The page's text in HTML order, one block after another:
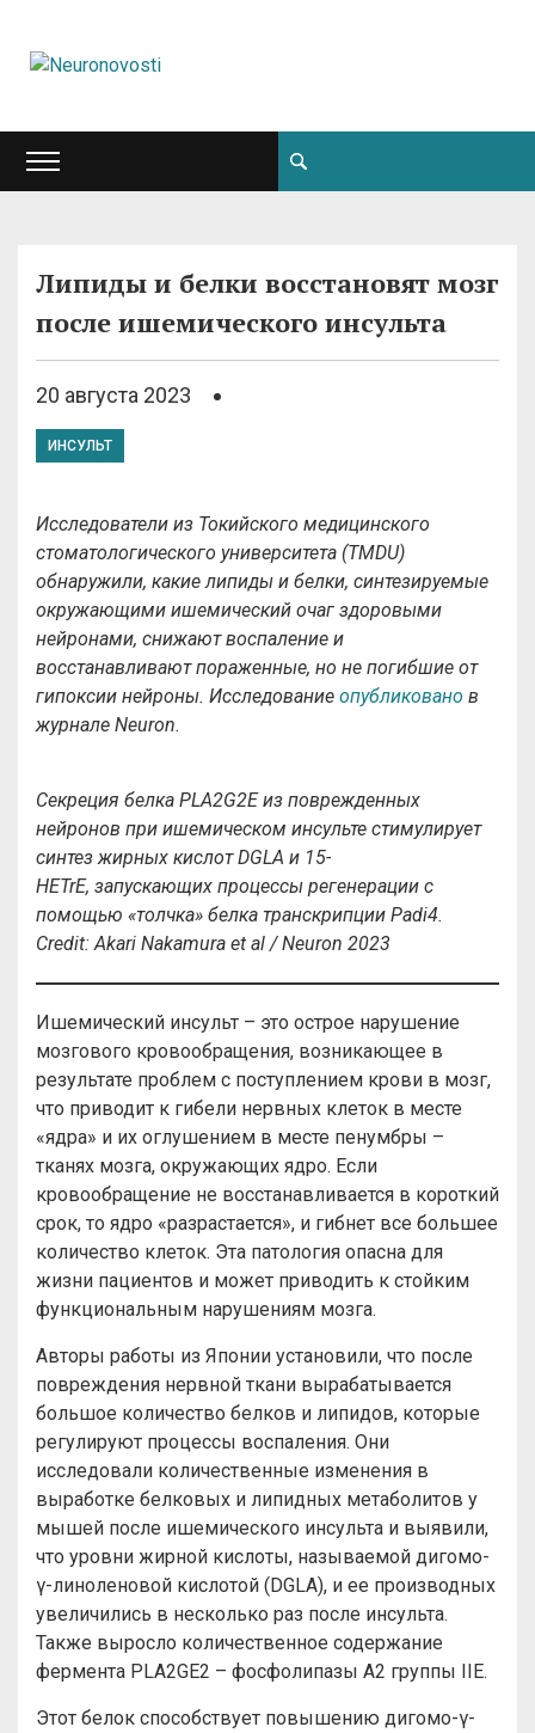
Липиды и белки восстановят мозг
после ишемического инсульта
20 августа 2023
ИНСУЛЬТ
Исследователи из Токийского медицинского
стоматологического университета (TMDU)
обнаружили, какие липиды и белки, синтезируемые
окружающими ишемический очаг здоровыми
нейронами, снижают воспаление и
восстанавливают пораженные, но не погибшие от
гипоксии нейроны. Исследование опубликовано в
журнале Neuron.
Секреция белка PLA2G2E из поврежденных
нейронов при ишемическом инсульте стимулирует
синтез жирных кислот DGLA и 15-
HETrE, запускающих процессы регенерации с
помощью «толчка» белка транскрипции Padi4.
Сredit:Akari Nakamura et al/Neuron 2023
Ишемический инсульт – это острое нарушение
мозгового кровообращения, возникающее в
результате проблем с поступлением крови в мозг,
что приводит к гибели нервных клеток в месте
«ядра» и их оглушением в месте пенумбры –
тканях мозга, окружающих ядро. Если
кровообращение не восстанавливается в короткий
срок, то ядро «разрастается», и гибнет все большее
количество клеток. Эта патология опасна для
жизни пациентов и может приводить к стойким
функциональным нарушениям мозга.
Авторы работы из Японии установили, что после
повреждения нервной ткани вырабатывается
большое количество белков и липидов, которые
регулируют процессы воспаления. Они
исследовали количественные изменения в
выработке белковых и липидных метаболитов у
мышей после ишемического инсульта и выявили,
что уровни жирной кислоты, называемой дигомо-
γ-линоленовой кислотой (DGLA), и ее производных
увеличились в несколько раз после инсульта.
Также выросло количественное содержание
фермента PLA2GE2 – фосфолипазы A2 группы IIE.
Этот белок способствует повышению дигомо-γ-